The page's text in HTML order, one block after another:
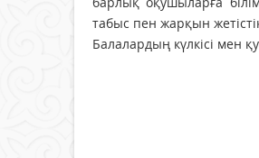
табыс пен жарқын
Балалардың күлкісі мен